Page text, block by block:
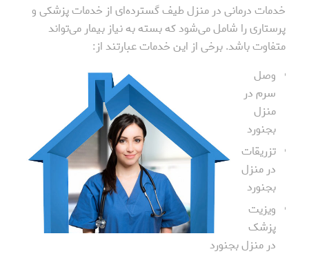
خدمات درمانی در منزل طیف گسترده‌ای از خدمات پزشکی و
پرستاری را شامل می‌شود که بسته به نیاز بیمار می‌تواند
متفاوت باشد. برخی از این خدمات عبارتند از:
وصل
سرم در
منزل
بجنورد
تزریقات
در منزل
بجنورد
ویزیت
پزشک
در منزل بجنورد